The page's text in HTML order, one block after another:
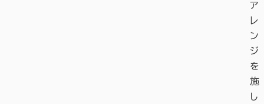
ア
レ
ン
ジ
を
施
し